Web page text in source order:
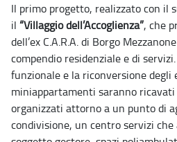
Il primo progetto, realizzato con il
il “Villaggio dell’Accoglienza”, che
dell’ex C.A.R.A. di Borgo
compendio residenziale e di
funzionale e la riconversione degli
miniappartamenti saranno ricavati
organizzati attorno a un punto di
condivisione, un centro servizi